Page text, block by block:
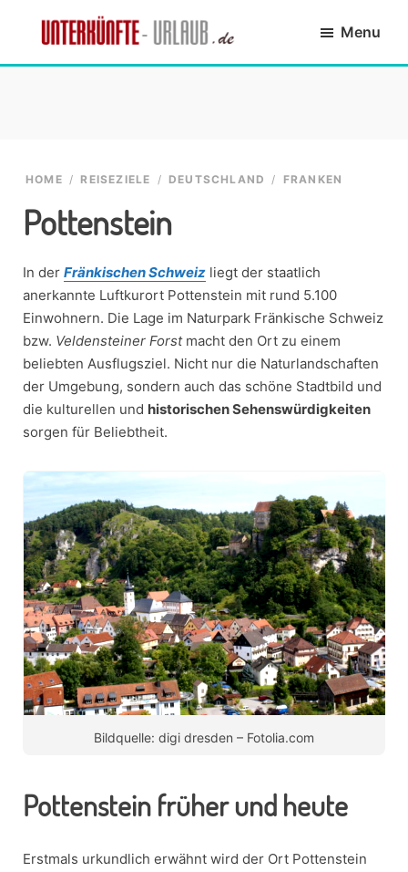
Unterkünfte-
finde
Menu
HOME / REISEZIELE / DEUTSCHLAND / FRANKEN
Pottenstein
In der Fränkischen Schweiz liegt der staatlich
anerkannte Luftkurort Pottenstein mit rund 5.100
Einwohnern. Die Lage im Naturpark Fränkische Schweiz
bzw. Veldensteiner Forstmacht den Ort zu einem
beliebten Ausflugsziel. Nicht nur die Naturlandschaften
der Umgebung, sondern auch das schöne Stadtbild und
die kulturellen und historischen Sehenswürdigkeiten
sorgen für Beliebtheit.
Bildquelle: digi dresden – Fotolia.com
Pottenstein früher und heute
Erstmals urkundlich erwähnt wird der Ort Pottenstein